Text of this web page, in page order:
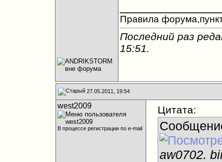
Правила
Последний раз
15:51.
27.05.2011, 19:54
west2009
В процессе регистрации по e-mail
Цитата:
aw0702.